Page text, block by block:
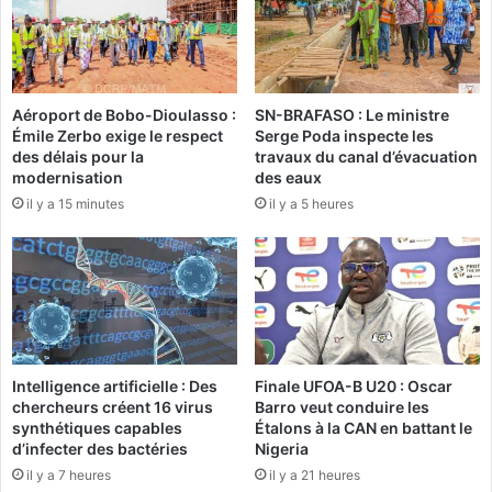
t
a
q
u
e
d
'
u
n
b
r
i
g
a
d
e
d
e
g
e
t
-
P
u
i
s
s
a
n
p
r
o
t
è
g
e
l
e
u
Aéroport de Bobo-Dioulasso :
Émile Zerbo exige le respect
des délais pour la
modernisation
il y a 15 minutes
SN-BRAFASO : Le ministre
Serge Poda inspecte les
travaux du canal d’évacuation
des eaux
il y a 5 heures
Intelligence artificielle : Des
chercheurs créent 16 virus
synthétiques capables
d’infecter des bactéries
il y a 7 heures
Finale UFOA-B U20 : Oscar
Barro veut conduire les
Étalons à la CAN en battant le
Nigeria
il y a 21 heures